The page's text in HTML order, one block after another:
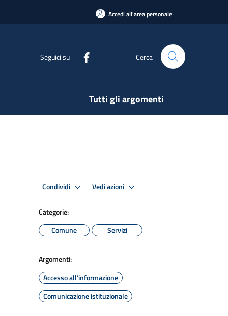
Accedi all'area personale
Seguici su Cerca
Tutti gli argomenti
Condividi Vedi azioni
Categorie:
Comune
Servizi
Argomenti:
Accesso all'informazione
Comunicazione istituzionale